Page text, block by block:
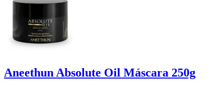
Aneethun Absolute Oil Máscara 250g